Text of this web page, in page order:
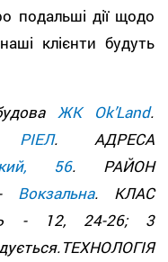
подальші дії щодо
клієнти будуть
ЖК Оk’Land.
РІЕЛ. АДРЕСА
56. РАЙОН
Вокзальна. КЛАС
- 12, 24-26; 3